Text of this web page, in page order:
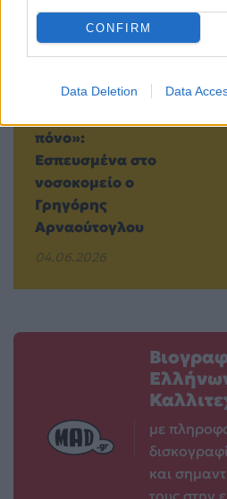
CONFIRM
Data Deletion Data
«Δεν έχω
πόνο»:
Εσπευσμένα στο
νοσοκομείο ο
Γρηγόρης
Αρναούτογλου
04.06.2026
με
και
τους στην